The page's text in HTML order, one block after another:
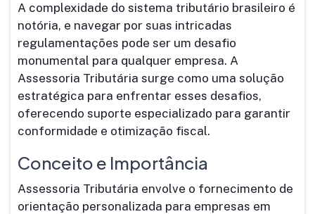
A complexidade do sistema tributário brasileiro é
notória, e navegar por suas intricadas
regulamentações pode ser um desafio
monumental para qualquer empresa. A
Assessoria Tributária surge como uma solução
estratégica para enfrentar esses desafios,
oferecendo suporte especializado para garantir
conformidade e otimização fiscal.
Conceito e Importância
Assessoria Tributária envolve o fornecimento de
orientação personalizada para empresas em